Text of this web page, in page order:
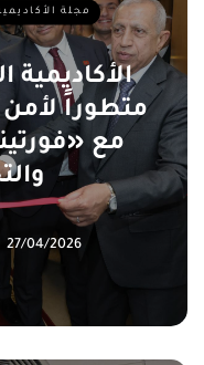
مجلة
الأكاديمية
متطوراً
مع
27/04/2026